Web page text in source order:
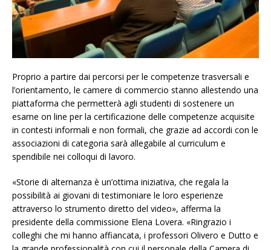
Proprio a partire dai percorsi per le competenze trasversali e
l’orientamento, le camere di commercio stanno allestendo una
piattaforma che permetterà agli studenti di sostenere un
esame on line per la certificazione delle competenze acquisite
in contesti informali e non formali, che grazie ad accordi con le
associazioni di categoria sarà allegabile al curriculum e
spendibile nei colloqui di lavoro.
«Storie di alternanza è un’ottima iniziativa, che regala la
possibilità ai giovani di testimoniare le loro esperienze
attraverso lo strumento diretto del video», afferma la
presidente della commissione Elena Lovera. «Ringrazio i
colleghi che mi hanno affiancata, i professori Olivero e Dutto e